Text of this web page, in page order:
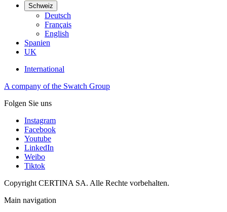
Schweiz
Deutsch
Français
English
Spanien
UK
International
A company of the Swatch Group
Folgen Sie uns
Instagram
Facebook
Youtube
LinkedIn
Weibo
Tiktok
Copyright CERTINA SA. Alle Rechte vorbehalten.
Main navigation